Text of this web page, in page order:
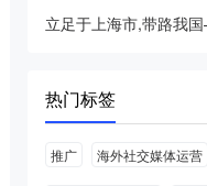
热门标签
推广 海外社交媒体运营